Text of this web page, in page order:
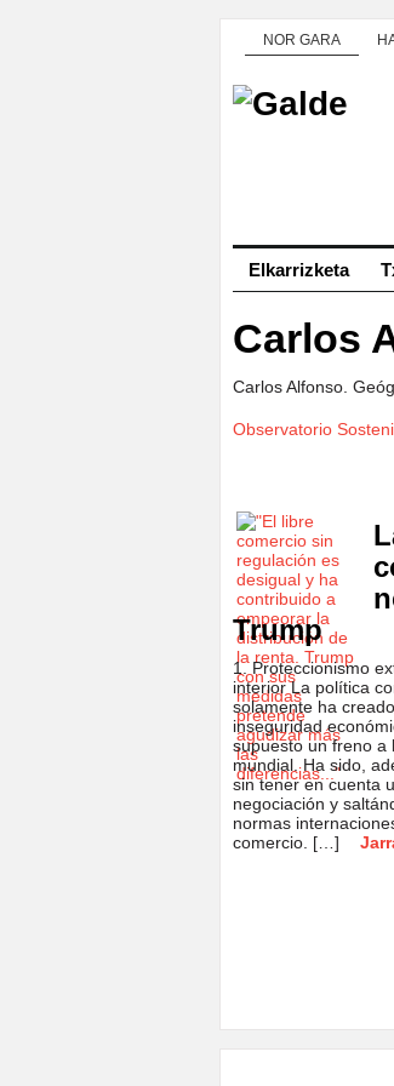
NOR GARA
Elkarrizketa
Carlos
Carlos Alfonso.
Observatorio
Trump
1. Proteccionismo
interior La política
solamente ha
inseguridad
supuesto un freno a
mundial. Ha sido,
sin tener en cuenta
negociación y
normas
comercio. […]